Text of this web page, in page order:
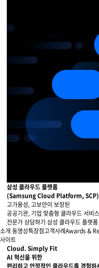
인사이트
인사이트 리포트
고객사례
리소스
회사정보
투자정보
지속가능경영
뉴스룸
이벤트/웨비나
고객 지원
파트너 지원
삼성 클라우드 플랫폼
(Samsung Cloud Platform, SCP)
고가용성, 고보안이 보장된
공공기관, 기업 맞춤형 클라우드 서비스
전문가 상담하기 삼성 클라우드 플랫
소개 동영상특장점고객사례Awards &
사이트
Cloud. Simply Fit
AI 혁신을 위한
편리하고 안정적인 클라우드를 경험하